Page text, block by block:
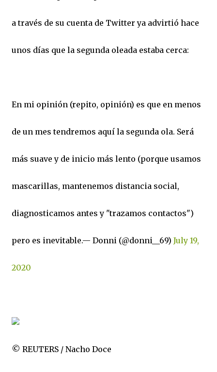
a través de su cuenta de Twitter ya advirtió hace
unos días que la segunda oleada estaba cerca:
En mi opinión (repito, opinión) es que en menos
de un mes tendremos aquí la segunda ola. Será
más suave y de inicio más lento (porque usamos
mascarillas, mantenemos distancia social,
diagnosticamos antes y "trazamos contactos")
pero es inevitable.— Donni (@donni__69) July 19,
2020
© REUTERS / Nacho Doce